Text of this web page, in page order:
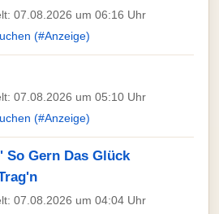
07.08.2026 um 06:16 Uhr
(#Anzeige)
07.08.2026 um 05:10 Uhr
(#Anzeige)
So Gern Das Glück
07.08.2026 um 04:04 Uhr